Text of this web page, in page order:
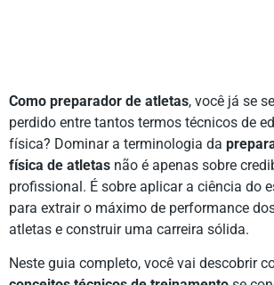
Como preparador de atletas, você já se
perdido entre tantos termos técnicos de
física? Dominar a terminologia da
física de atletas não é apenas sobre
profissional. É sobre aplicar a ciência do
para extrair o máximo de performance
atletas e construir uma carreira sólida.
Neste guia completo, você vai descobrir